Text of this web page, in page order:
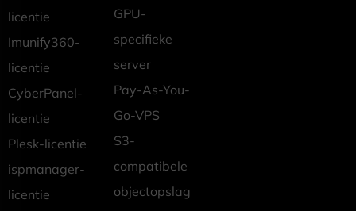
licentie
Imunify360-
licentie
CyberPanel-
licentie
Plesk-licentie
ispmanager-
licentie
GPU-
specifieke
server
Pay-As-You-
Go-VPS
S3-
compatibele
objectopslag